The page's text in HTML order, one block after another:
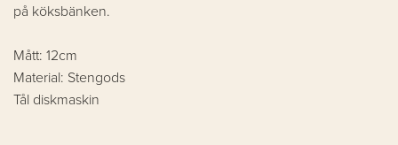
på köksbänken.
Mått: 12cm
Material: Stengods
Tål diskmaskin